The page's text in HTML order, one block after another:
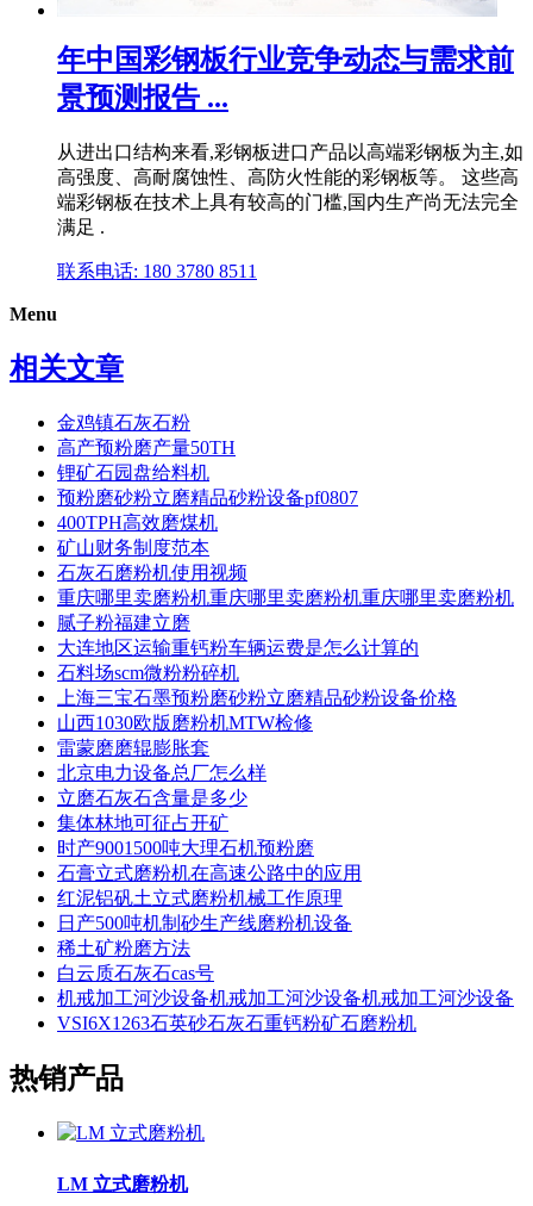
年中国彩钢板行业竞争动态与需求前
景预测报告 ...
从进出口结构来看,彩钢板进口产品以高端彩钢板为主,如
高强度、高耐腐蚀性、高防火性能的彩钢板等。 这些高
端彩钢板在技术上具有较高的门槛,国内生产尚无法完全
满足 .
联系电话: 180 3780 8511
Menu
相关文章
金鸡镇石灰石粉
高产预粉磨产量50TH
锂矿石园盘给料机
预粉磨砂粉立磨精品砂粉设备pf0807
400TPH高效磨煤机
矿山财务制度范本
石灰石磨粉机使用视频
重庆哪里卖磨粉机重庆哪里卖磨粉机重庆哪里卖磨粉机
腻子粉福建立磨
大连地区运输重钙粉车辆运费是怎么计算的
石料场scm微粉粉碎机
上海三宝石墨预粉磨砂粉立磨精品砂粉设备价格
山西1030欧版磨粉机MTW检修
雷蒙磨磨辊膨胀套
北京电力设备总厂怎么样
立磨石灰石含量是多少
集体林地可征占开矿
时产9001500吨大理石机预粉磨
石膏立式磨粉机在高速公路中的应用
红泥铝矾土立式磨粉机械工作原理
日产500吨机制砂生产线磨粉机设备
稀土矿粉磨方法
白云质石灰石cas号
机戒加工河沙设备机戒加工河沙设备机戒加工河沙设备
VSI6X1263石英砂石灰石重钙粉矿石磨粉机
热销产品
LM 立式磨粉机